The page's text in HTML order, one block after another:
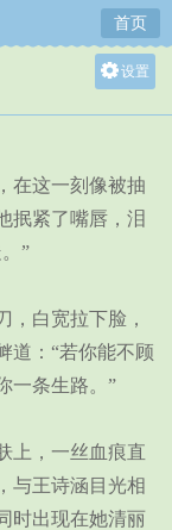
首页
设置
中
小
这一刻像被抽
抿紧了嘴唇，泪
”
白宽拉下脸，
道：“若你能不顾
一条生路。”
，一丝血痕直
与王诗涵目光相
时出现在她清丽